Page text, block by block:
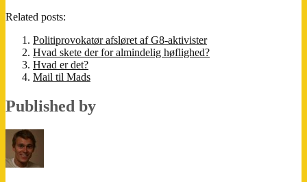
Related posts:
Politiprovokatør afsløret af G8-aktivister
Hvad skete der for almindelig høflighed?
Hvad er det?
Mail til Mads
Published by